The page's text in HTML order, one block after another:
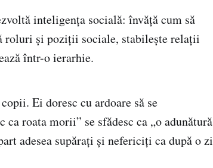
inteligenţa socială: învăţă cum să
roluri şi poziţii sociale, stabilește relaţii
într-o ierarhie.
Ei doresc cu ardoare să se
roata morii” se sfădesc ca „o adunătură
adesea supărați și nefericiți ca după o zi